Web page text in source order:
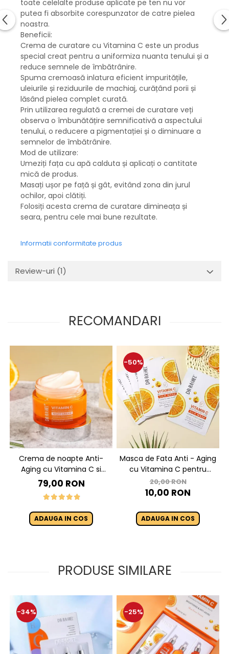
toate celelalte produse aplicate pe ten nu vor
putea fi absorbite corespunzator de catre pielea
noastra.
Beneficii:
Crema de curatare cu Vitamina C este un produs
special creat pentru a uniformiza nuanta tenului și a
reduce semnele de îmbătrânire.
Spuma cremoasă inlatura eficient impuritățile,
uleiurile și reziduurile de machiaj, curățând porii și
lăsând pielea complet curată.
Prin utilizarea regulată a cremei de curatare veți
observa o îmbunătățire semnificativă a aspectului
tenului, o reducere a pigmentației și o diminuare a
semnelor de îmbătrânire.
Mod de utilizare:
Umeziți fața cu apă calduta și aplicați o cantitate
mică de produs.
Masați ușor pe față și gât, evitând zona din jurul
ochilor, apoi clătiți.
Folosiți acesta crema de curatare dimineața și
seara, pentru cele mai bune rezultate.
Informatii conformitate produs
Review-uri (1)
RECOMANDARI
Crema de noapte Anti-
Aging cu Vitamina C si
Niacinamide - Dr Rashel
Night Cream - 50g
79,00 RON
ADAUGA IN COS
-50%
Masca de Fata Anti - Aging
cu Vitamina C pentru
Luminozitate 1 buc x 28g -
Dr. Rashel Vitamin C
Silk Mask
20,00 RON
10,00 RON
ADAUGA IN COS
PRODUSE SIMILARE
-34% -25%